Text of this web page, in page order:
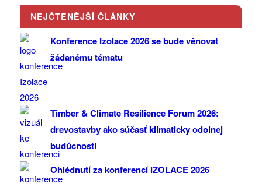
NEJČTENĚJŠÍ ČLÁNKY
Konference Izolace 2026 se bude věnovat
žádanému tématu
Timber & Climate Resilience Forum 2026:
drevostavby ako súčasť klimaticky odolnej
budúcnosti
Ohlédnutí za konferencí IZOLACE 2026